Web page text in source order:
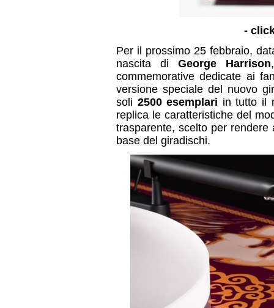
-
Per il prossimo 25 febbraio,
nascita di George Harrison
commemorative dedicate ai
versione speciale del nuovo
soli 2500 esemplari in tutto il
replica le caratteristiche del
trasparente, scelto per
base del giradischi.